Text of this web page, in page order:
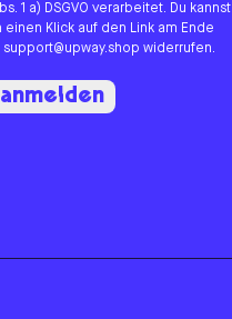
1 a) DSGVO verarbeitet. Du kannst
Klick auf den Link am Ende
widerrufen.